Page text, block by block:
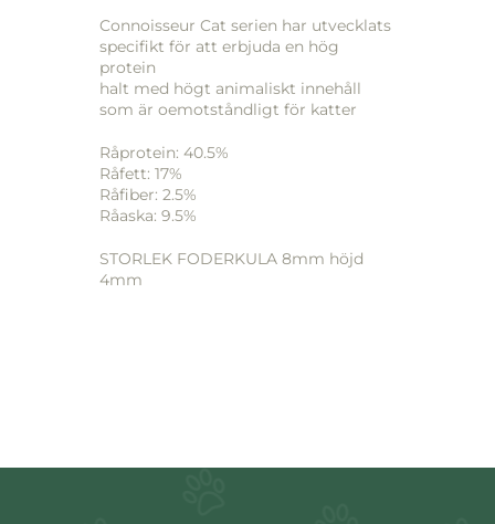
Connoisseur Cat serien har utvecklats
specifikt för att erbjuda en hög
protein
halt med högt animaliskt innehåll
som är oemotståndligt för katter
Råprotein: 40.5%
Råfett: 17%
Råfiber: 2.5%
Råaska: 9.5%
STORLEK FODERKULA 8mm höjd
4mm